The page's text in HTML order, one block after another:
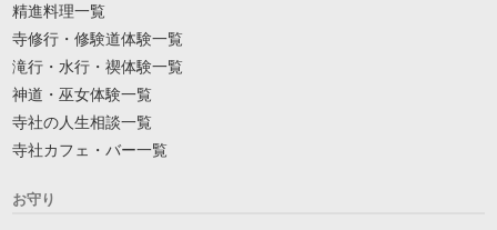
精進料理一覧
寺修行・修験道体験一覧
滝行・水行・禊体験一覧
神道・巫女体験一覧
寺社の人生相談一覧
寺社カフェ・バー一覧
お守り